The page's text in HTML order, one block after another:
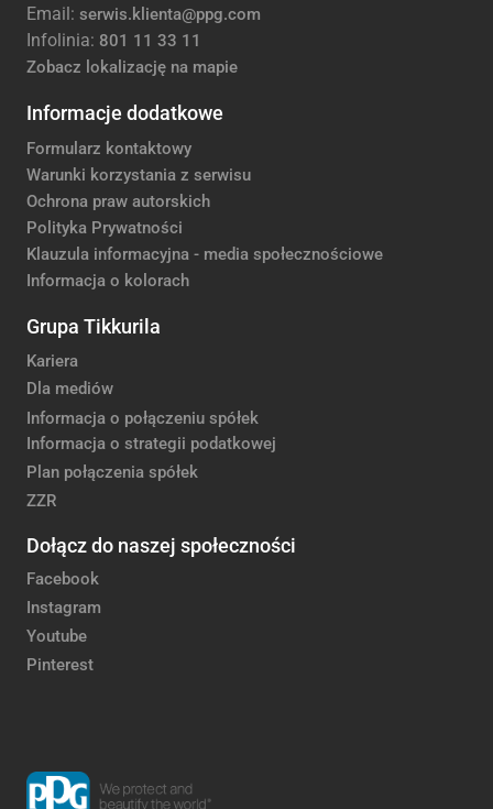
Email: serwis.klienta@ppg.com
Infolinia: 801 11 33 11
Zobacz lokalizację na mapie
Informacje dodatkowe
Formularz kontaktowy
Warunki korzystania z serwisu
Ochrona praw autorskich
Polityka Prywatności
Klauzula informacyjna - media społecznościowe
Informacja o kolorach
Grupa Tikkurila
Kariera
Dla mediów
Informacja o połączeniu spółek
Informacja o strategii podatkowej
Plan połączenia spółek
ZZR
Dołącz do naszej społeczności
Facebook
Instagram
Youtube
Pinterest